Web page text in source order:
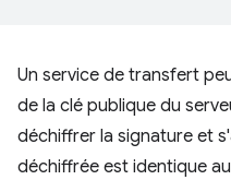
Un service de transfert
de la clé publique du
déchiffrer la signature et
déchiffrée est identique